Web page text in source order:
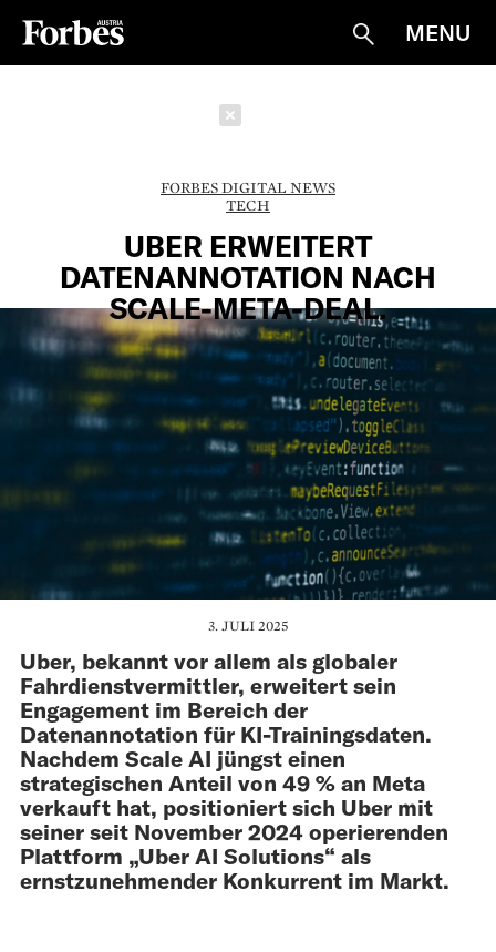
Suche
MENU
FORBES DIGITAL NEWS
TECH
UBER ERWEITERT
DATENANNOTATION NACH
SCALE-META-DEAL.
3. JULI 2025
Uber, bekannt vor allem als globaler
Fahrdienstvermittler, erweitert sein
Engagement im Bereich der
Datenannotation für KI-Trainingsdaten.
Nachdem Scale AI jüngst einen
strategischen Anteil von 49 % an Meta
verkauft hat, positioniert sich Uber mit
seiner seit November 2024 operierenden
Plattform „Uber AI Solutions“ als
ernstzunehmender Konkurrent im Markt.